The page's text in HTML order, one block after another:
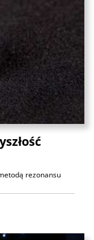
rezonansu